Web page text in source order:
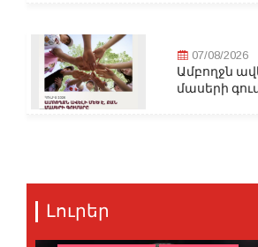
07/08/2026
Ամբողջն
մասերի
Լուրեր